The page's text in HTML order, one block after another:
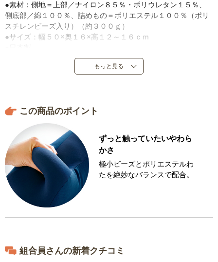
●素材：側地＝上部／ナイロン８５％・ポリウレタン１５％、
側底部／綿１００％、詰めもの＝ポリエステル１００％（ポリ
スチレンビーズ入り）（約３００ｇ）
●サイズ：幅５０×奥１６×高１２～１６ｃｍ
もっと見る
この商品のポイント
ずっと触っていたいやわら
かさ
極小ビーズとポリエステルわ
たを絶妙なバランスで配合。
組合員さんの新着クチコミ